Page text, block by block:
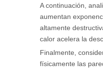
A continuación,
aumentan
altamente
calor acelera la
Finalmente,
físicamente las